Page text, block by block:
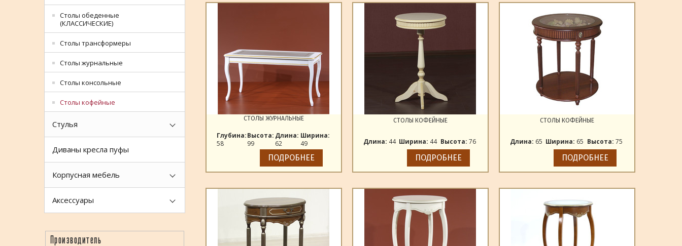
СТОЛЫ ЖУРНАЛЬНЫЕ
Глубина:
58
Высота:
99
Длина:
62
Ширина:
49
ПОДРОБНЕЕ
СТОЛЫ КОФЕЙНЫЕ
Длина: 44 Ширина: 44 Высота: 76
ПОДРОБНЕЕ
СТОЛЫ КОФЕЙНЫЕ
Длина: 65 Ширина: 65 Высота: 75
ПОДРОБНЕЕ
Столы обеденные
(КЛАССИЧЕСКИЕ)
Столы трансформеры
Столы журнальные
Столы консольные
Столы кофейные
Стулья
Диваны кресла пуфы
Корпусная мебель
Аксессуары
Производитель